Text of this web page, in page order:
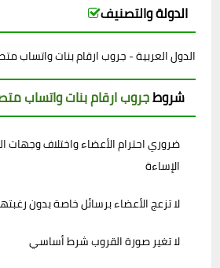
الدولة والتصنيف
الدول العربية - جروب ارقام بنات واتساب
شروط
ضروري احترام الأعضاء واختلاف وجهات
الإساءة
لا تزعج الأعضاء برسائل خاصة بدون
لا تغير صورة القروب شرط أساسي